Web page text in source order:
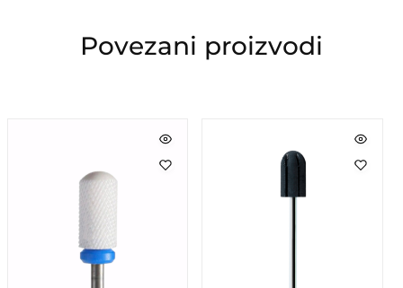
Povezani proizvodi